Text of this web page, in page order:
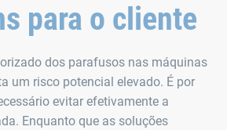
para o cliente
dos parafusos nas máquinas
um risco potencial elevado. É por
evitar efetivamente a
Enquanto que as soluções